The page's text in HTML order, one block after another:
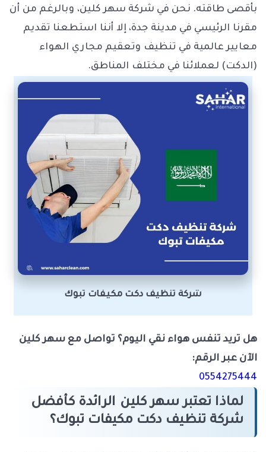
بأقصى طاقته. نحن في شركة سهر كلين، وبالرغم من أن
مقرنا الرئيسي في مدينة جدة، إلا أننا استطعنا تقديم
معايير عالمية في تنظيف وتعقيم مجاري الهواء
(الدكت) لعملائنا في مختلف المناطق.
شركة تنظيف دكت مكيفات تبوك
هل تريد تنفس هواء نقي اليوم؟ تواصل مع سهر كلين
الآن عبر الرقم:
0554275444
لماذا تعتبر سهر كلين الرائدة كأفضل
شركة تنظيف دكت مكيفات تبوك؟